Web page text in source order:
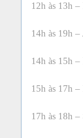
12h às 13h
14h às 19h –
14h às 15h
15h às 17h
17h às 18h